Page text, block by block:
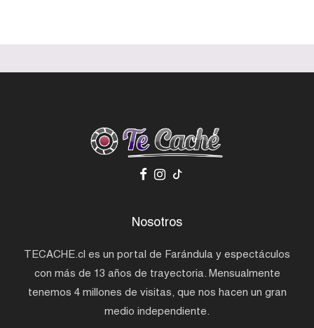
Nosotros
TECACHE.cl es un portal de Farándula y espectáculos
con más de 13 años de trayectoria. Mensualmente
tenemos 4 millones de visitas, que nos hacen un gran
medio independiente.